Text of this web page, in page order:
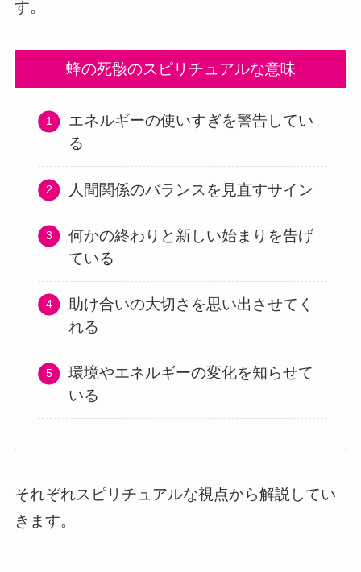
す。
蜂の死骸のスピリチュアルな意味
エネルギーの使いすぎを警告してい
る
人間関係のバランスを見直すサイン
何かの終わりと新しい始まりを告げ
ている
助け合いの大切さを思い出させてく
れる
環境やエネルギーの変化を知らせて
いる
それぞれスピリチュアルな視点から解説してい
きます。